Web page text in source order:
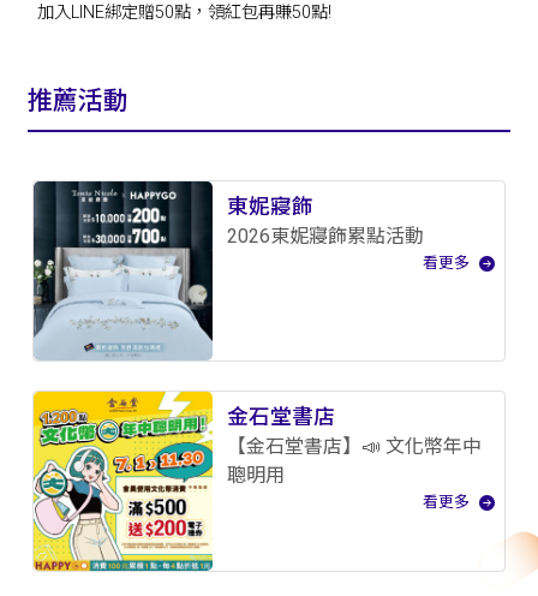
加入LINE綁定贈50點，領紅包再賺50點!
推薦活動
東妮寢飾
2026東妮寢飾累點活動
看更多
金石堂書店
【金石堂書店】📣 文化幣年中
聰明用
看更多